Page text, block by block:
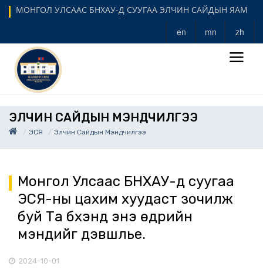
МОНГОЛ УЛСААС БНХАУ-Д СУУГАА ЭЛЧИН САЙДЫН ЯАМ
en mn zh
ЭЛЧИН САЙДЫН МЭНДЧИЛГЭЭ
ЭСЯ Элчин Сайдын Мэндчилгээ
Монгол Улсаас БНХАУ-д суугаа
ЭСЯ-ны цахим хуудаст зочилж
буй Та бүхэнд энэ өдрийн
мэндийг дэвшүүлье.
2024-10-01